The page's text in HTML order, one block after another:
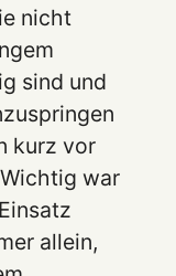
nicht
sind und
kurz vor
war
allein,